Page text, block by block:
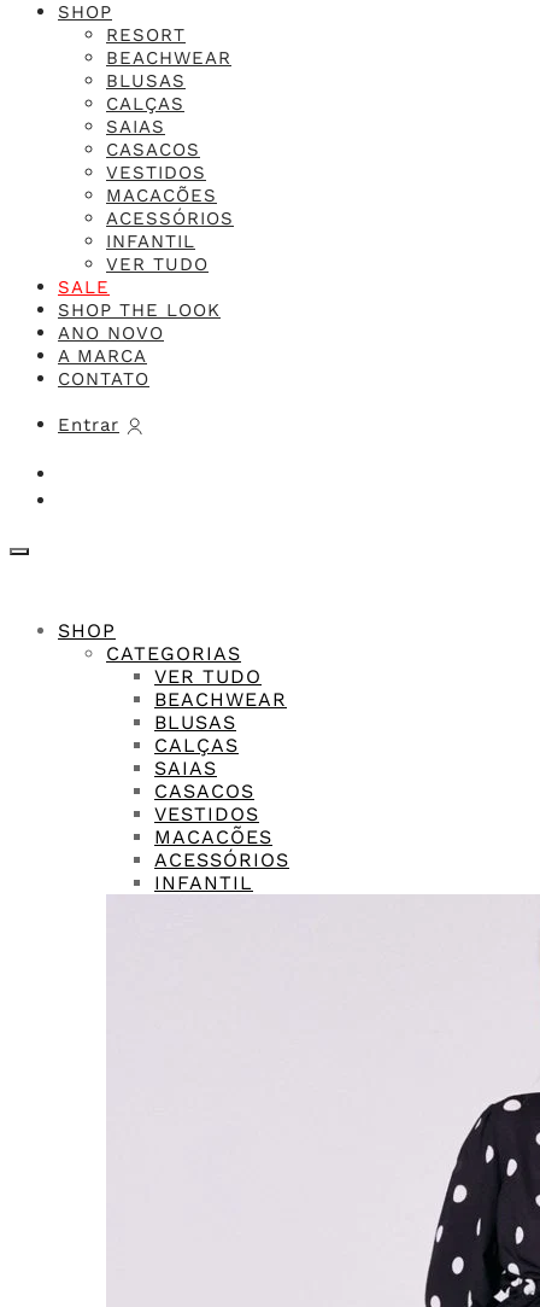
SHOP
RESORT
BEACHWEAR
BLUSAS
CALÇAS
SAIAS
CASACOS
VESTIDOS
MACACÕES
ACESSÓRIOS
INFANTIL
VER TUDO
SALE
SHOP THE LOOK
ANO NOVO
A MARCA
CONTATO
Entrar
SHOP
CATEGORIAS
VER TUDO
BEACHWEAR
BLUSAS
CALÇAS
SAIAS
CASACOS
VESTIDOS
MACACÕES
ACESSÓRIOS
INFANTIL